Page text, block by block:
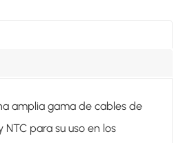
amplia gama de cables de
NTC para su uso en los